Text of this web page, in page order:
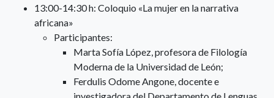
13:00-14:30 h: Coloquio «La mujer en la narrativa
africana»
Participantes:
Marta Sofía López, profesora de Filología
Moderna de la Universidad de León;
Ferdulis Odome Angone, docente e